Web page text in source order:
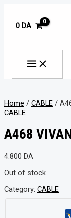
contenu
0 DA
Home / CABLE /
CABLE
A468
4.800 DA
Out of stock
Category: CABLE